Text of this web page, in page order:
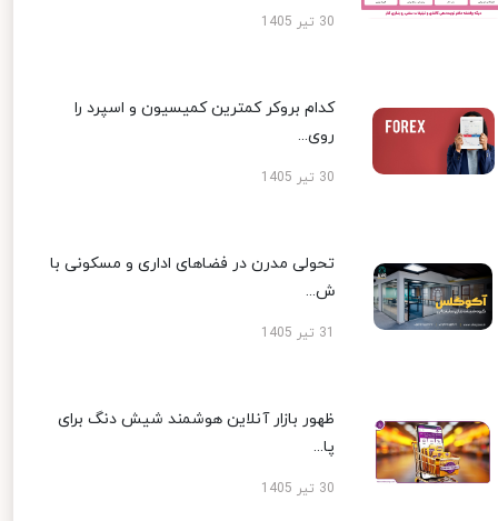
30 تیر 1405
کدام بروکر کمترین کمیسیون و اسپرد را
روی...
30 تیر 1405
تحولی مدرن در فضاهای اداری و مسکونی با
ش...
ظهور بازار آنلاین هوشمند شیش دنگ برای
پا...
30 تیر 1405